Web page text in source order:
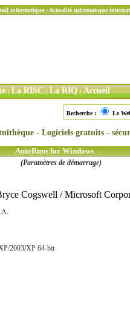
informatique - Actualité informatique
| La RISC | La RIQ | Accueil
Recherche : Le
- Logiciels gratuits -
AutoRuns for Windows
(Paramètres de démarrage)
Cogswell / Microsoft
2003/XP 64-bit